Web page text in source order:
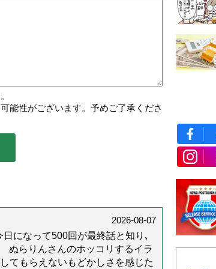
能性がございます。予めご了承くださ
2026-08-07
になって500回が最終話と知り､
らりんさんのホッコリするイラ
もらえないもどかしさを感じた